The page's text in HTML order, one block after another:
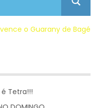
o Guarany de Bagé
é Tetra!!!